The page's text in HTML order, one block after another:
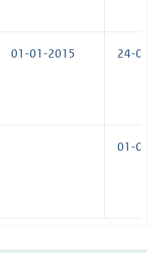
01-01-2015 24-09-
01-01-